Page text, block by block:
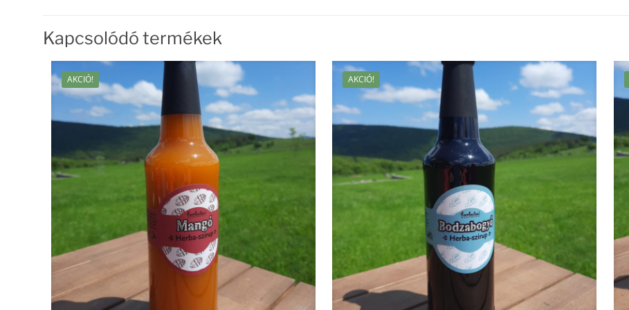
Kapcsolódó termékek
AKCIÓ! AKCIÓ!